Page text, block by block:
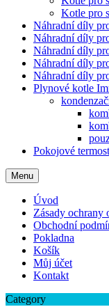
Kotle pro
Náhradní díly
Náhradní díly
Náhradní díly
Náhradní díly
Náhradní díly
Plynové kotle
Pokojové
Menu
Úvod
Zásady ochrany
Obchodní
Pokladna
Košík
Můj účet
Kontakt
Category